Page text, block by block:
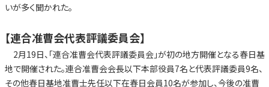
いが多く聞かれた。
【連合准曹会代表評議委員会】
2月19日、「連合准曹会代表評議委員会」が初の地方開催となる春日基
地で開催された。連合准曹会会長以下本部役員7名と代表評議委員9名、
その他春日基地准曹士先任以下在春日会員10名が参加し、今後の准曹